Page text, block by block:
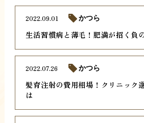
生活習慣病と薄毛！肥満が招く負
2022.09.01 かつら
髪育注射の費用相場！クリニック
は
2022.07.26 かつら